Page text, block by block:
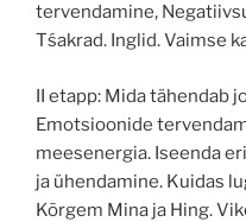
tervendamine,
Tśakrad. Inglid. Vaimse
II etapp: Mida tähendab
Emotsioonide
meesenergia. Iseenda
ja ühendamine. Kuidas
Kõrgem Mina ja Hing.